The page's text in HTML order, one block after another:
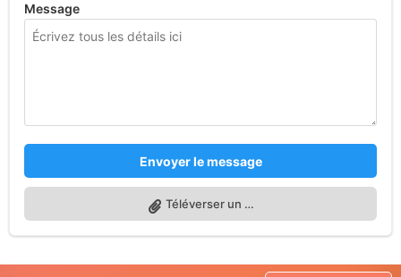
Message
Envoyer le message
Téléverser un fichier